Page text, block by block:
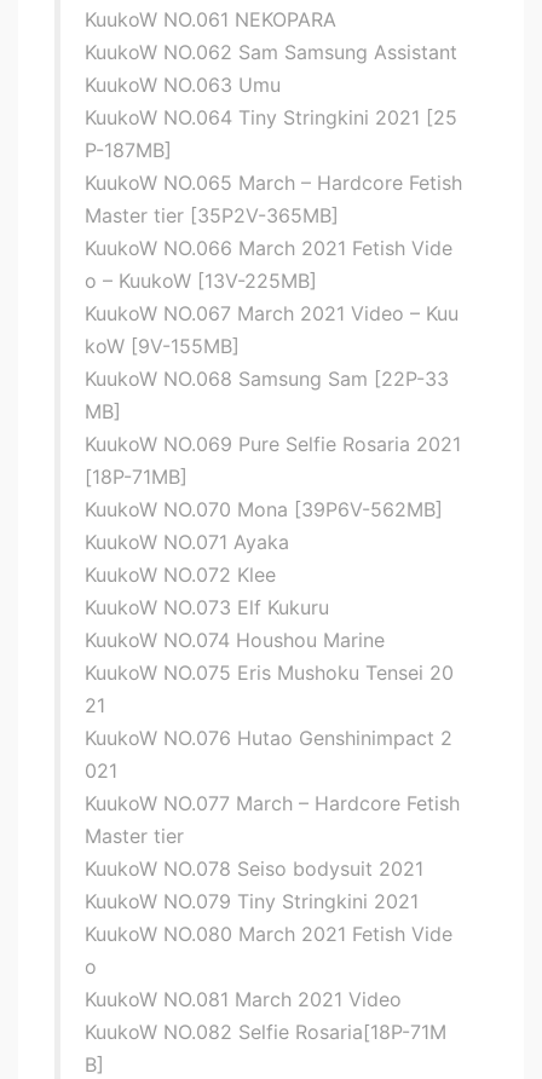
KuukoW NO.061 NEKOPARA
KuukoW NO.062 Sam Samsung Assistant
KuukoW NO.063 Umu
KuukoW NO.064 Tiny Stringkini 2021 [25
P-187MB]
KuukoW NO.065 March – Hardcore Fetish
Master tier [35P2V-365MB]
KuukoW NO.066 March 2021 Fetish Vide
o – KuukoW [13V-225MB]
KuukoW NO.067 March 2021 Video – Kuu
koW [9V-155MB]
KuukoW NO.068 Samsung Sam [22P-33
MB]
KuukoW NO.069 Pure Selfie Rosaria 2021
[18P-71MB]
KuukoW NO.070 Mona [39P6V-562MB]
KuukoW NO.071 Ayaka
KuukoW NO.072 Klee
KuukoW NO.073 Elf Kukuru
KuukoW NO.074 Houshou Marine
KuukoW NO.075 Eris Mushoku Tensei 20
21
KuukoW NO.076 Hutao Genshinimpact 2
021
KuukoW NO.077 March – Hardcore Fetish
Master tier
KuukoW NO.078 Seiso bodysuit 2021
KuukoW NO.079 Tiny Stringkini 2021
KuukoW NO.080 March 2021 Fetish Vide
o
KuukoW NO.081 March 2021 Video
KuukoW NO.082 Selfie Rosaria[18P-71M
B]